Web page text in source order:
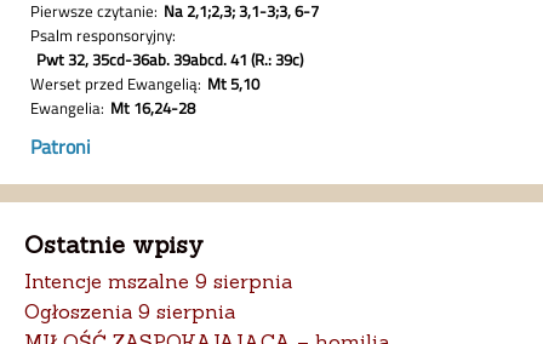
Ostatnie wpisy
Intencje mszalne 9 sierpnia
Ogłoszenia 9 sierpnia